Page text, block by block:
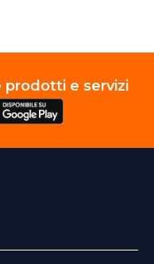
prodotti e servizi